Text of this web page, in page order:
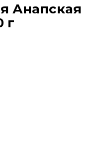
Анапская
г